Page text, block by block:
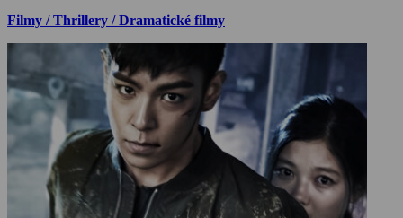
Filmy / Thrillery / Dramatické filmy